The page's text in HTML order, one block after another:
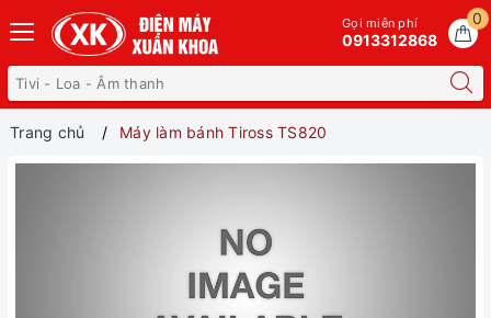
0
Gọi miễn phí
0913312868
Trang chủ Máy làm bánh Tiross TS820